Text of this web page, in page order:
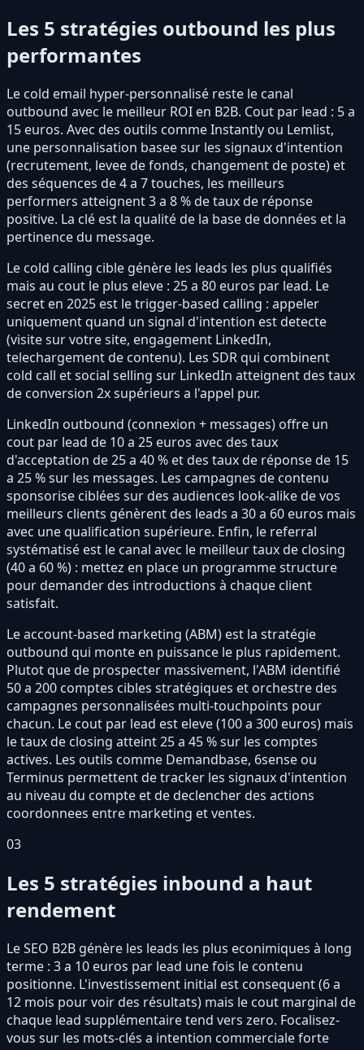
Les 5 stratégies outbound les plus
performantes
Le cold email hyper-personnalisé reste le canal
outbound avec le meilleur ROI en B2B. Cout par lead : 5 a
15 euros. Avec des outils comme Instantly ou Lemlist,
une personnalisation basee sur les signaux d'intention
(recrutement, levee de fonds, changement de poste) et
des séquences de 4 a 7 touches, les meilleurs
performers atteignent 3 a 8 % de taux de réponse
positive. La clé est la qualité de la base de données et la
pertinence du message.
Le cold calling cible génère les leads les plus qualifiés
mais au cout le plus eleve : 25 a 80 euros par lead. Le
secret en 2025 est le trigger-based calling : appeler
uniquement quand un signal d'intention est detecte
(visite sur votre site, engagement LinkedIn,
telechargement de contenu). Les SDR qui combinent
cold call et social selling sur LinkedIn atteignent des taux
de conversion 2x supérieurs a l'appel pur.
LinkedIn outbound (connexion + messages) offre un
cout par lead de 10 a 25 euros avec des taux
d'acceptation de 25 a 40 % et des taux de réponse de 15
a 25 % sur les messages. Les campagnes de contenu
sponsorise ciblées sur des audiences look-alike de vos
meilleurs clients génèrent des leads a 30 a 60 euros mais
avec une qualification supérieure. Enfin, le referral
systématisé est le canal avec le meilleur taux de closing
(40 a 60 %) : mettez en place un programme structure
pour demander des introductions à chaque client
satisfait.
Le account-based marketing (ABM) est la stratégie
outbound qui monte en puissance le plus rapidement.
Plutot que de prospecter massivement, l'ABM identifié
50 a 200 comptes cibles stratégiques et orchestre des
campagnes personnalisées multi-touchpoints pour
chacun. Le cout par lead est eleve (100 a 300 euros) mais
le taux de closing atteint 25 a 45 % sur les comptes
actives. Les outils comme Demandbase, 6sense ou
Terminus permettent de tracker les signaux d'intention
au niveau du compte et de declencher des actions
coordonnees entre marketing et ventes.
03
Les 5 stratégies inbound a haut
rendement
Le SEO B2B génère les leads les plus econimiques à long
terme : 3 a 10 euros par lead une fois le contenu
positionne. L'investissement initial est consequent (6 a
12 mois pour voir des résultats) mais le cout marginal de
chaque lead supplémentaire tend vers zero. Focalisez-
vous sur les mots-clés a intention commerciale forte